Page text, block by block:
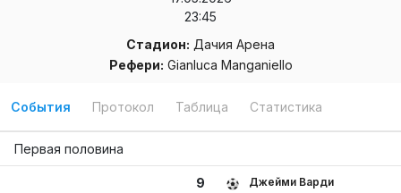
23:45
Стадион: Дачия Арена
Рефери: Gianluca Manganiello
События Протокол Таблица Статистика
Первая половина
9 Джейми Варди